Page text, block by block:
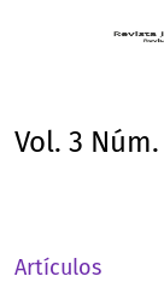
Vol. 3 Núm.
Artículos